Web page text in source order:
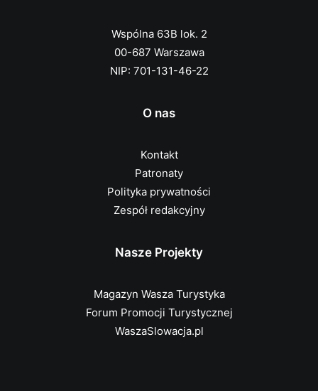
Wspólna 63B lok. 2
00-687 Warszawa
NIP: 701-131-46-22
O nas
Kontakt
Patronaty
Polityka prywatności
Zespół redakcyjny
Nasze Projekty
Magazyn Wasza Turystyka
Forum Promocji Turystycznej
WaszaSlowacja.pl